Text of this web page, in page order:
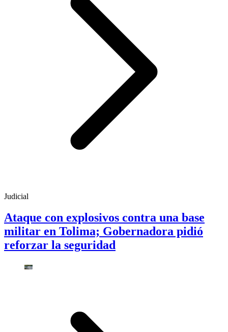
Judicial
Ataque con explosivos contra una base
militar en Tolima; Gobernadora pidió
reforzar la seguridad